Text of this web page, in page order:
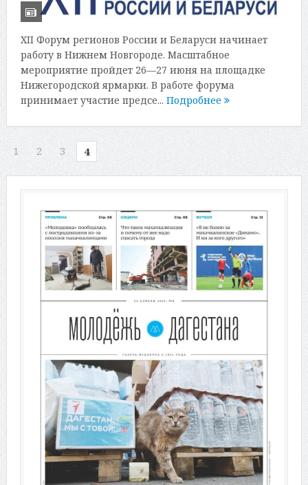
XII Форум регионов России и Беларуси начинает
работу в Нижнем Новгороде. Масштабное
мероприятие пройдет 26—27 июня на площадке
Нижегородской ярмарки. В работе форума
принимает участие предсе... Подробнее
1 2 3 4